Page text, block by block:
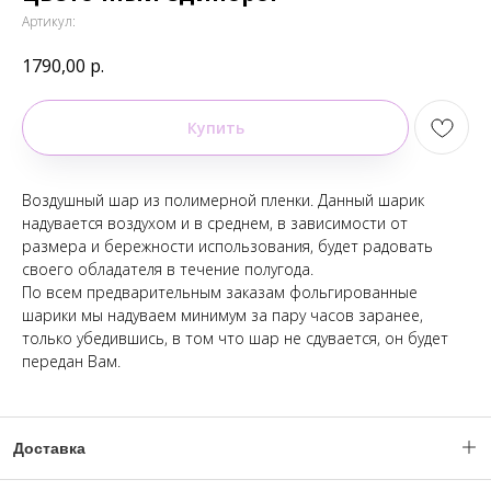
Артикул:
1790,00 р.
Купить
Воздушный шар из полимерной пленки. Данный шарик
надувается воздухом и в среднем, в зависимости от
размера и бережности использования, будет радовать
своего обладателя в течение полугода.
По всем предварительным заказам фольгированные
шарики мы надуваем минимум за пару часов заранее,
только убедившись, в том что шар не сдувается, он будет
передан Вам.
Доставка